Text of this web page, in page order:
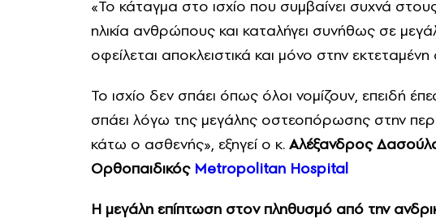
«Το κάταγμα στο ισχίο που συμβαίνει συχνά
ηλικία ανθρώπους και καταλήγει συνήθως σε
οφείλεται αποκλειστικά και μόνο στην
Το ισχίο δεν σπάει όπως όλοι νομίζουν, επειδή
σπάει λόγω της μεγάλης οστεοπόρωσης στην
κάτω ο ασθενής», εξηγεί ο κ. Αλέξανδρος
Ορθοπαιδικός Metropolitan Hospital
Η μεγάλη επίπτωση στον πληθυσμό από την